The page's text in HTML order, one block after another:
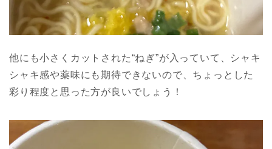
他にも小さくカットされた“ねぎ”が入っていて、シャキ
シャキ感や薬味にも期待できないので、ちょっとした
彩り程度と思った方が良いでしょう！